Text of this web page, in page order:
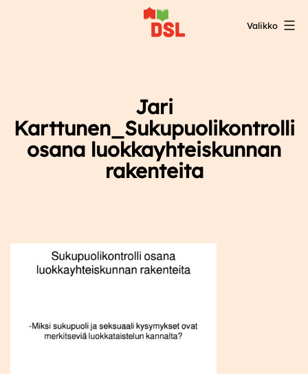
Valikko
Jari
Karttunen_Sukupuolikontrolli
osana luokkayhteiskunnan
rakenteita​